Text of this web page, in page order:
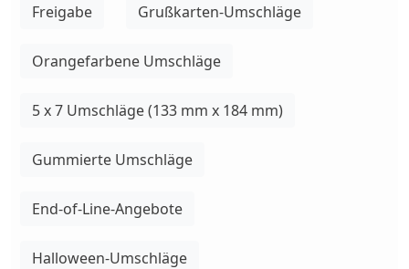
Freigabe Grußkarten-Umschläge
Orangefarbene Umschläge
5 x 7 Umschläge (133 mm x 184 mm)
Gummierte Umschläge
End-of-Line-Angebote
Halloween-Umschläge